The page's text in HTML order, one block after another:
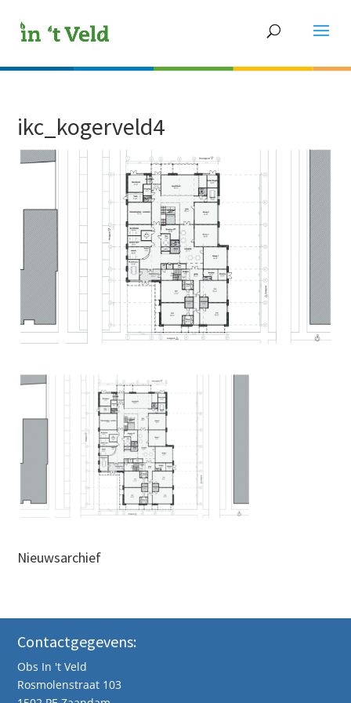
ikc_kogerveld4
Nieuwsarchief
Contactgegevens:
Obs In 't Veld
Rosmolenstraat 103